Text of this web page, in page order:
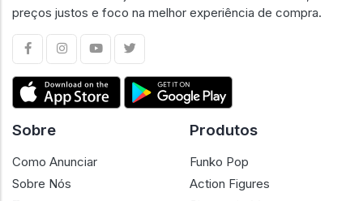
preços justos e foco na melhor experiência de compra.
Sobre
Como Anunciar
Sobre Nós
Produtos
Funko Pop
Action Figures